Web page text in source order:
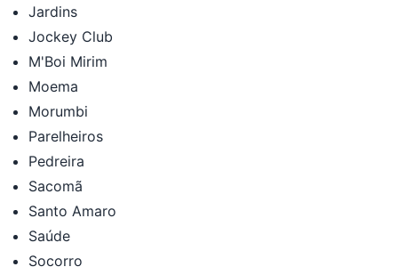
Jardins
Jockey Club
M'Boi Mirim
Moema
Morumbi
Parelheiros
Pedreira
Sacomã
Santo Amaro
Saúde
Socorro